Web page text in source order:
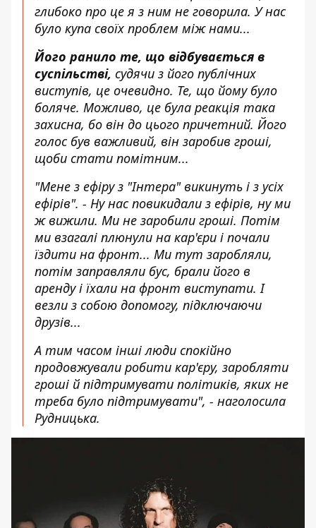
глибоко про це я з ним не говорила. У нас
було купа своїх проблем між нами...
Його ранило те, що відбувається в
суспільстві, судячи з його публічних
виступів, це очевидно. Те, що йому було
боляче. Можливо, це була реакція така
захисна, бо він до цього причетний. Його
голос був важливий, він заробив гроші,
щоби стати помітним...
"Мене з ефіру з "Інтера" викинуть і з усіх
ефірів". - Ну нас повикидали з ефірів, ну ми
ж вижили. Ми не заробили гроші. Потім
ми взагалі плюнули на кар'єри і почали
їздити на фронт... Ми тут заробляли,
потім заправляли бус, брали його в
аренду і їхали на фронт виступати. І
везли з собою допомогу, підключаючи
друзів...
А тим часом інші люди спокійно
продовжували робити кар'єру, заробляти
гроші й підтримувати політиків, яких не
треба було підтримувати", - наголосила
Рудницька.